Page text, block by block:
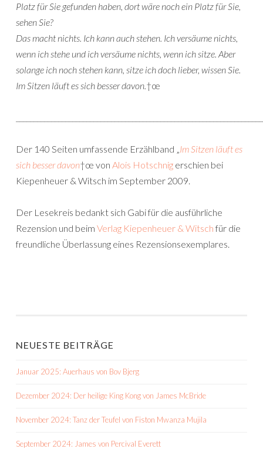
Platz für Sie gefunden haben, dort wäre noch ein Platz für Sie,
sehen Sie?
Das macht nichts. Ich kann auch stehen. Ich versäume nichts,
wenn ich stehe und ich versäume nichts, wenn ich sitze. Aber
solange ich noch stehen kann, sitze ich doch lieber, wissen Sie.
Im Sitzen läuft es sich besser davon.†œ
Der 140 Seiten umfassende Erzählband „Im Sitzen läuft es
sich besser davon†œ von Alois Hotschnig erschien bei
Kiepenheuer & Witsch im September 2009.
Der Lesekreis bedankt sich Gabi für die ausführliche
Rezension und beim Verlag Kiepenheuer & Witsch für die
freundliche Überlassung eines Rezensionsexemplares.
NEUESTE BEITRÄGE
Januar 2025: Auerhaus von Bov Bjerg
Dezember 2024: Der heilige King Kong von James McBride
November 2024: Tanz der Teufel von Fiston Mwanza Mujila
September 2024: James von Percival Everett